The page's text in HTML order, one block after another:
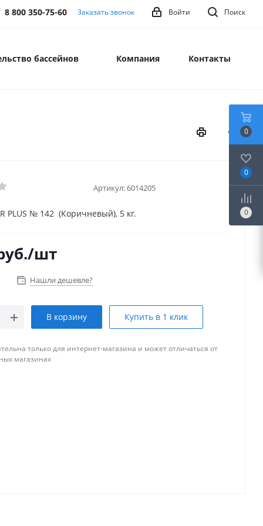
Поиск
Войти
8 800 350-75-60 Заказать звонок
бассейнов Компания Контакты
Артикул:6014205
PLUS № 142 (Коричневый), 5 кг.
/шт
Нашли дешевле?
В корзину Купить в 1 клик
только для интернет-магазина и может отличаться от
магазинах
0
0
0